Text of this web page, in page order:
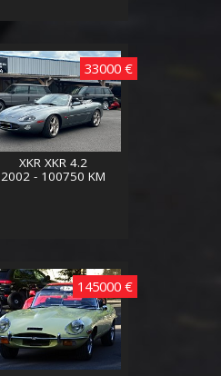
33000 €
XKR XKR 4.2
2002 - 100750 KM
145000 €